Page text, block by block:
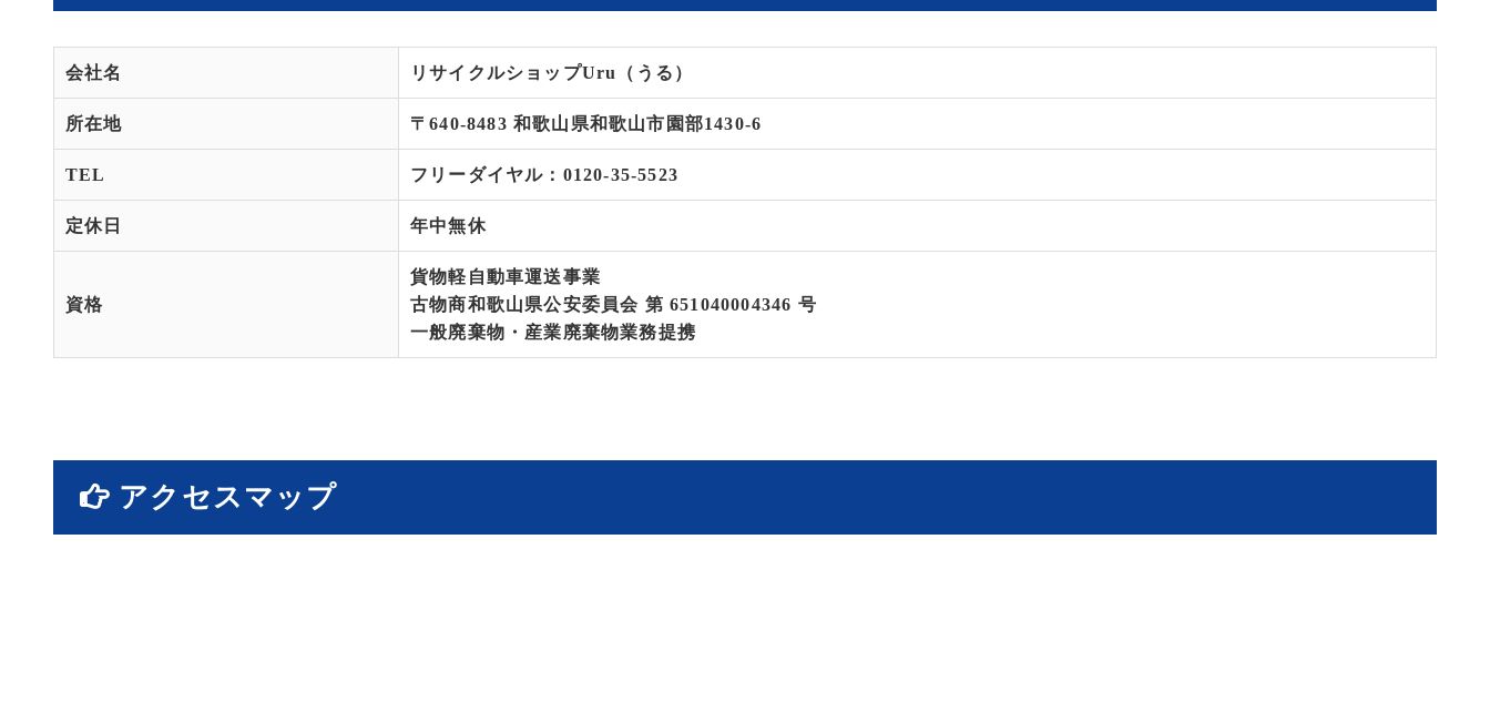
会社名 リサイクルショップUru（うる）
所在地 〒640-8483 和歌山県和歌山市園部1430-6
TEL フリーダイヤル：0120-35-5523
定休日 年中無休
資格
貨物軽自動車運送事業
古物商和歌山県公安委員会 第 651040004346 号
一般廃棄物・産業廃棄物業務提携
アクセスマップ